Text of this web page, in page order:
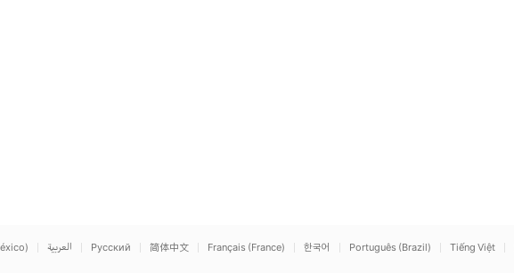
العربية Русский 简体中文 Français (France) 한국어 Português (Brazil) Tiếng Việt